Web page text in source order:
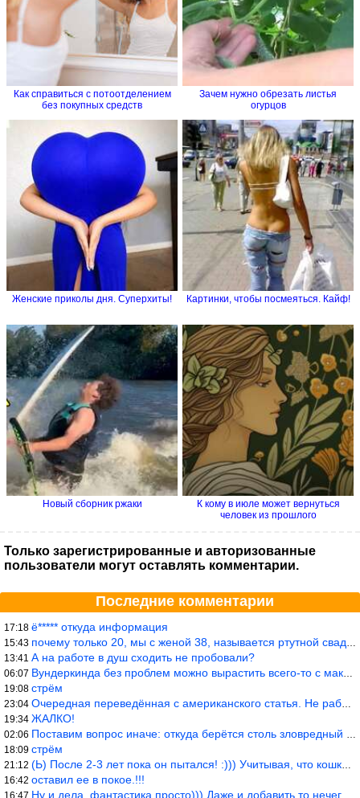
Как справиться с потоотделением
без покупных средств
Зачем нужно обрезать листья
огурцов
Женские приколы дня. Суперхиты! Картинки, чтобы посмеяться. Кайф!
Новый сборник ржаки
К кому в июле может вернуться
человек из прошлого
Только зарегистрированные и авторизованные
пользователи могут оставлять комментарии.
Последние комментарии
17:18 ё***** откуда информация
15:43 почему только 20, мы с женой 38, называется ртутной свадьбой, гр
13:41 А на работе в душ сходить не пробовали?
06:07 Вундеркинда без проблем можно вырастить всего-то с максимально р
19:08 стрём
23:04 Очередная переведённая с американского статья. Не работает эта ф
19:34 ЖАЛКО!
02:06 Поставим вопрос иначе: откуда берётся столь зловредный феминизм?
18:09 стрём
21:12 (Ь) После 2-3 лет пока он пытался! :))) Учитывая, что кошки 10-1
16:42 оставил ее в покое.!!!
16:47 Ну и дела, фантастика просто))) Даже и добавить то нечего…